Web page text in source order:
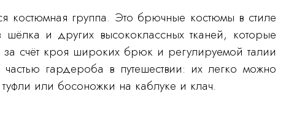
костюмная группа. Это брючные костюмы в стиле
и других высококлассных тканей, которые
счёт кроя широких брюк и регулируемой талии
частью гардероба в путешествии: их легко можно
или босоножки на каблуке и клач.